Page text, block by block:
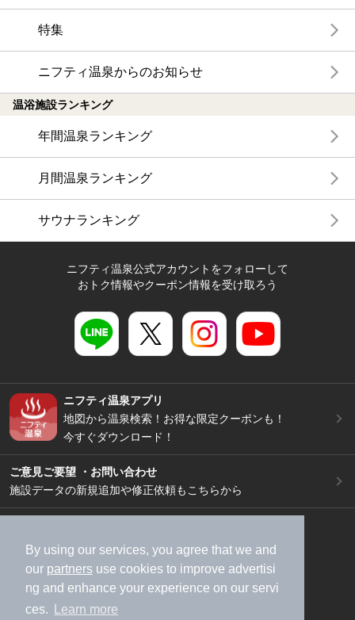
By using our services, you agree that we and
our partners use cookies to improve advertisi
ng and enhance your experience on our servi
ces.
Learn more
特集
ニフティ温泉からのお知らせ
温浴施設ランキング
年間温泉ランキング
月間温泉ランキング
サウナランキング
ニフティ温泉公式アカウントをフォローして
おトク情報やクーポン情報を受け取ろう
ニフティ温泉アプリ
地図から温泉検索！お得な限定クーポンも！
今すぐダウンロード！
ご意見ご要望 ・お問い合わせ
施設データの新規追加や修正依頼もこちらから
加盟店募集（資料請求）
広告出稿のご案内
利用規約
ライフスタイルMEMBERS+規約
特定商取引法に基づく表記
ヘルプ
採用情報
運営会社